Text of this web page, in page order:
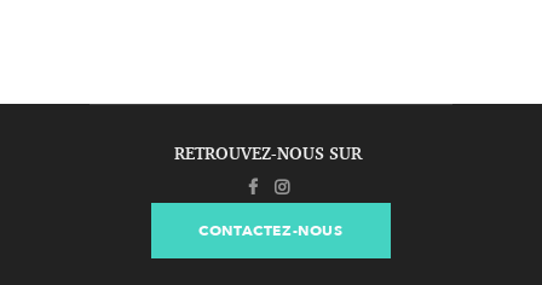
RETROUVEZ-NOUS SUR
CONTACTEZ-NOUS